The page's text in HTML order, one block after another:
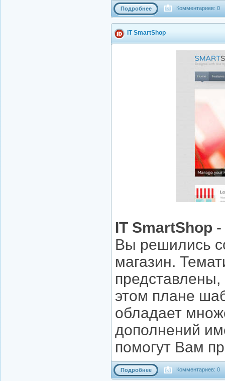
Подробнее Комментариев: 0
IT SmartShop
IT SmartShop
Вы решились
магазин.
этом плане
обладает
дополнений
помогут Вам
Подробнее Комментариев: 0